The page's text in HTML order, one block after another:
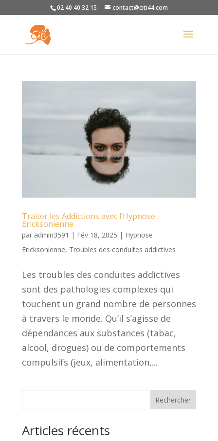
02 40 40 32 15 contact@citi44.com
Traiter les Addictions avec l’Hypnose
Ericksonienne
par admin3591 | Fév 18, 2025 | Hypnose
Ericksonienne, Troubles des conduites addictives
Les troubles des conduites addictives
sont des pathologies complexes qui
touchent un grand nombre de personnes
à travers le monde. Qu’il s’agisse de
dépendances aux substances (tabac,
alcool, drogues) ou de comportements
compulsifs (jeux, alimentation,...
Rechercher
Articles récents